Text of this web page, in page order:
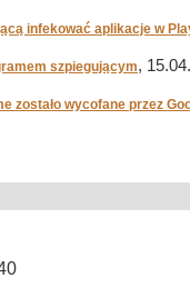
infekować aplikacje w
szpiegującym,
zostało wycofane przez